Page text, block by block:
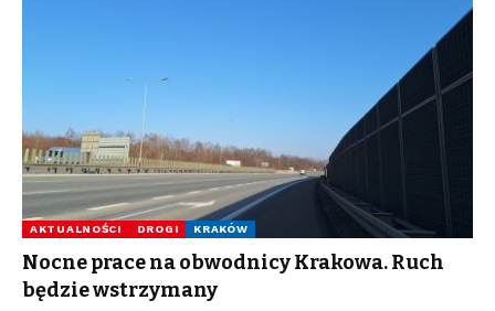
AKTUALNOŚCI DROGI KRAKÓW
Nocne prace na obwodnicy Krakowa. Ruch
będzie wstrzymany